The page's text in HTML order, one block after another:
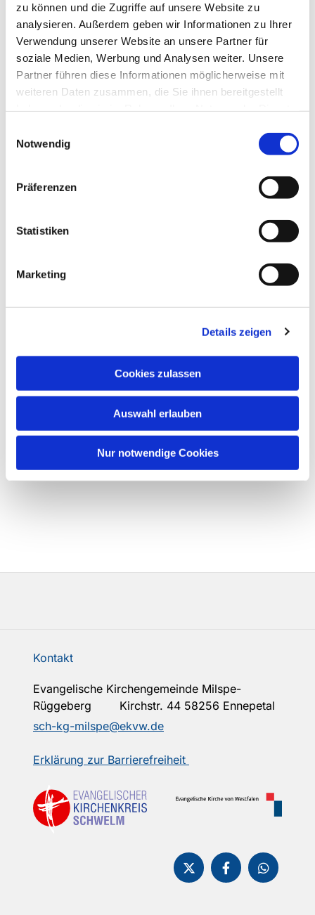
zu können und die Zugriffe auf unsere Website zu
analysieren. Außerdem geben wir Informationen zu Ihrer
Verwendung unserer Website an unsere Partner für
soziale Medien, Werbung und Analysen weiter. Unsere
Partner führen diese Informationen möglicherweise mit
weiteren Daten zusammen, die Sie ihnen bereitgestellt
Notwendig
Präferenzen
Statistiken
Marketing
Details zeigen
Cookies zulassen
Auswahl erlauben
Nur notwendige Cookies
Kontakt
Evangelische Kirchengemeinde Milspe-
Rüggeberg Kirchstr. 44 58256 Ennepetal
sch-kg-milspe@ekvw.de
Erklärung zur Barrierefreiheit